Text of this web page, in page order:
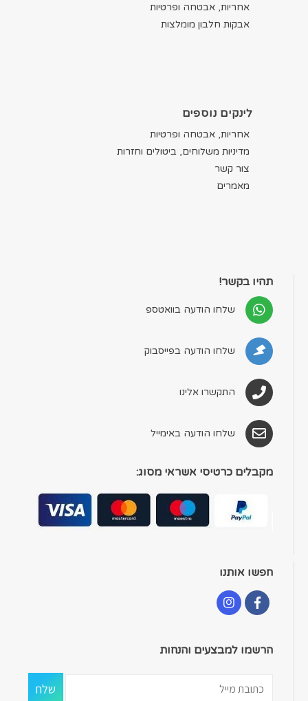
אחריות, אבטחה ופרטיות
אבקות חלבון מומלצות
לינקים נוספים
אחריות, אבטחה ופרטיות
מדיניות משלוחים, ביטולים וחזרות
צור קשר
מאמרים
תהיו בקשר!
שלחו הודעה בוואטספ
שלחו הודעה בפייסבוק
התקשרו אלינו
שלחו הודעה באימייל
מקבלים כרטיסי אשראי מסוג:
חפשו אותנו
הרשמו למבצעים והנחות